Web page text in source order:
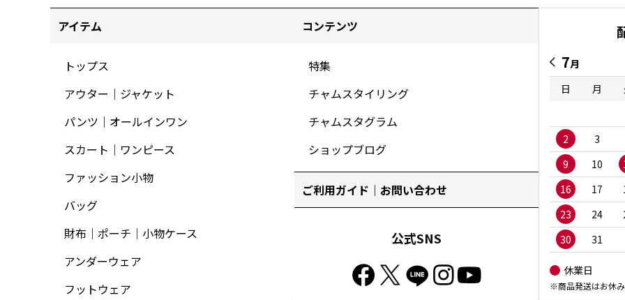
アイテム
トップス
アウター｜ジャケット
パンツ｜オールインワン
スカート｜ワンピース
ファッション小物
バッグ
財布｜ポーチ｜小物ケース
アンダーウェア
フットウェア
コンテンツ
特集
チャムスタイリング
チャムスタグラム
ショップブログ
ご利用ガイド｜お問い合わせ
公式SNS
7月
日
月
2
3
9
10
16
17
23
24
30
31
休業日
※商品発送はお休